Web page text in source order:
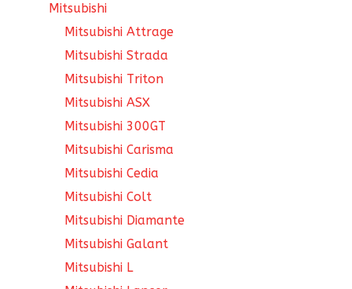
Mitsubishi
Mitsubishi Attrage
Mitsubishi Strada
Mitsubishi Triton
Mitsubishi ASX
Mitsubishi 300GT
Mitsubishi Carisma
Mitsubishi Cedia
Mitsubishi Colt
Mitsubishi Diamante
Mitsubishi Galant
Mitsubishi L